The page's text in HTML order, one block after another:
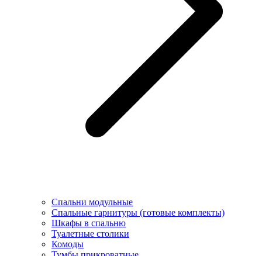
Спальни модульные
Спальные гарнитуры (готовые комплекты)
Шкафы в спальню
Туалетные столики
Комоды